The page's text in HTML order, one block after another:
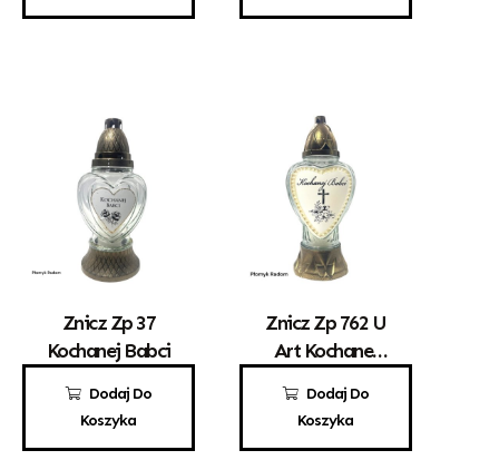
Dodaj Do
Koszyka
Znicz Zp 37
Kochanej Babci
9,50 zł
Dodaj Do
Koszyka
Znicz Zp 762 U
Art Kochanej
12,50 zł